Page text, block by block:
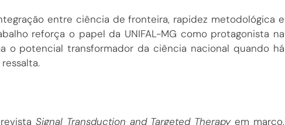
entre ciência de fronteira, rapidez metodológica e
reforça o papel da UNIFAL-MG como protagonista na
o potencial transformador da ciência nacional quando há
Signal Transduction and Targeted Therapyem março,